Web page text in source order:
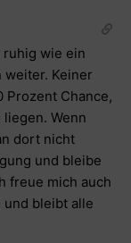
ruhig wie ein
weiter. Keiner
Prozent Chance,
Wenn
dort nicht
und bleibe
freue mich auch
und bleibt alle